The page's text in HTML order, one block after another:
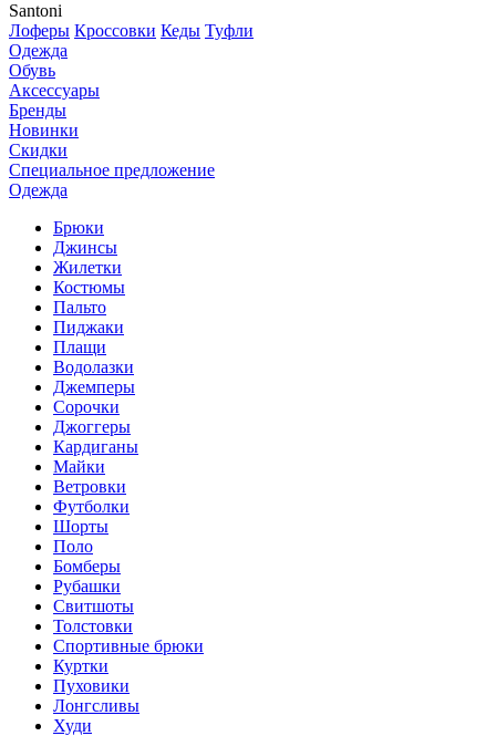
Santoni
Лоферы Кроссовки Кеды Туфли
Одежда
Обувь
Аксессуары
Бренды
Новинки
Скидки
Специальное предложение
Одежда
Брюки
Джинсы
Жилетки
Костюмы
Пальто
Пиджаки
Плащи
Водолазки
Джемперы
Сорочки
Джоггеры
Кардиганы
Майки
Ветровки
Футболки
Шорты
Поло
Бомберы
Рубашки
Свитшоты
Толстовки
Спортивные брюки
Куртки
Пуховики
Лонгсливы
Худи